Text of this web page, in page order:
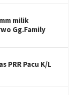
milik
Gg.Family
PRR Pacu K/L